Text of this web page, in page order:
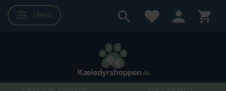
Skifte navigation
Menu